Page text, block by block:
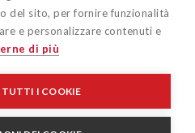
Roma
Multipla – AISM – Associazione
del sito, per fornire funzionalità
e personalizzare contenuti e
di più
TUTTI I COOKIE